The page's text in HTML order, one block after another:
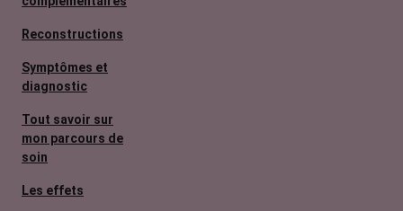
Reconstructions
Symptômes et
diagnostic
Tout savoir sur
mon parcours de
soin
Les effets